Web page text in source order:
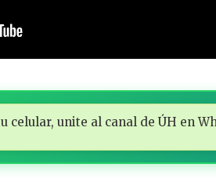
celular, unite al canal de ÚH en